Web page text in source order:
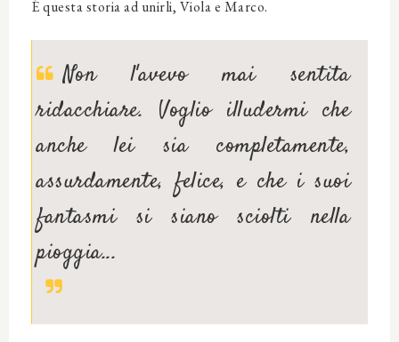
È questa storia ad unirli, Viola e Marco.
Non l'avevo mai sentita
ridacchiare. Voglio illudermi che
anche lei sia completamente,
assurdamente, felice, e che i suoi
fantasmi si siano sciolti nella
pioggia...